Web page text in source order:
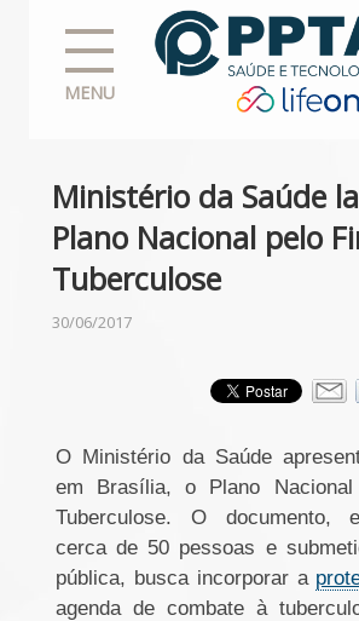
MENU
Ministério da Saúde
Plano Nacional pelo
Tuberculose
30/06/2017
O Ministério da Saúde
em Brasília, o Plano
Tuberculose. O documento,
cerca de 50 pessoas e
pública, busca incorporar a
agenda de combate à